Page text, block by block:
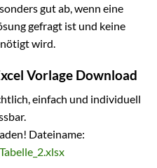
gut ab, wenn eine
gefragt ist und keine
wird.
Vorlage Download
einfach und individuell
Dateiname: